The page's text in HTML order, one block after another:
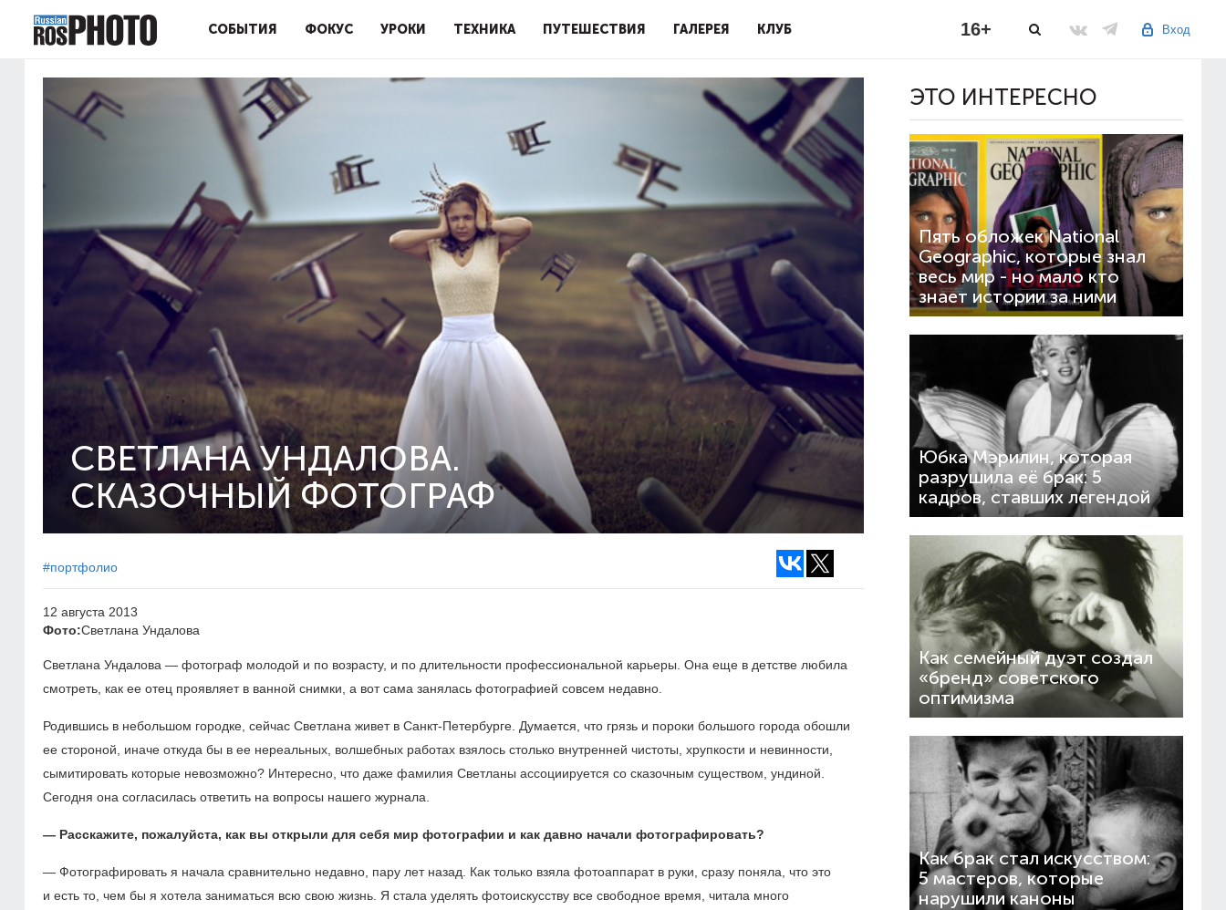
СОБЫТИЯ ФОКУС УРОКИ ТЕХНИКА ПУТЕШЕСТВИЯ ГАЛЕРЕЯ КЛУБ Вход
16+
СВЕТЛАНА УНДАЛОВА.
СКАЗОЧНЫЙ ФОТОГРАФ
#портфолио
12 августа 2013
Фото:Светлана Ундалова
Светлана Ундалова — фотограф молодой и по возрасту, и по длительности профессиональной карьеры. Она еще в детстве любила
смотреть, как ее отец проявляет в ванной снимки, а вот сама занялась фотографией совсем недавно.
Родившись в небольшом городке, сейчас Светлана живет в Санкт-Петербурге. Думается, что грязь и пороки большого города обошли
ее стороной, иначе откуда бы в ее нереальных, волшебных работах взялось столько внутренней чистоты, хрупкости и невинности,
сымитировать которые невозможно? Интересно, что даже фамилия Светланы ассоциируется со сказочным существом, ундиной.
Сегодня она согласилась ответить на вопросы нашего журнала.
— Расскажите, пожалуйста, как вы открыли для себя мир фотографии и как давно начали фотографировать?
— Фотографировать я начала сравнительно недавно, пару лет назад. Как только взяла фотоаппарат в руки, сразу поняла, что это
и есть то, чем бы я хотела заниматься всю свою жизнь. Я стала уделять фотоискусству все свободное время, читала много
ЭТО ИНТЕРЕСНО
Пять обложек National
Geographic, которые знал
весь мир - но мало кто
знает истории за ними
Юбка Мэрилин, которая
разрушила её брак: 5
кадров, ставших легендой
Как семейный дуэт создал
«бренд» советского
оптимизма
Как брак стал искусством:
5 мастеров, которые
нарушили каноны